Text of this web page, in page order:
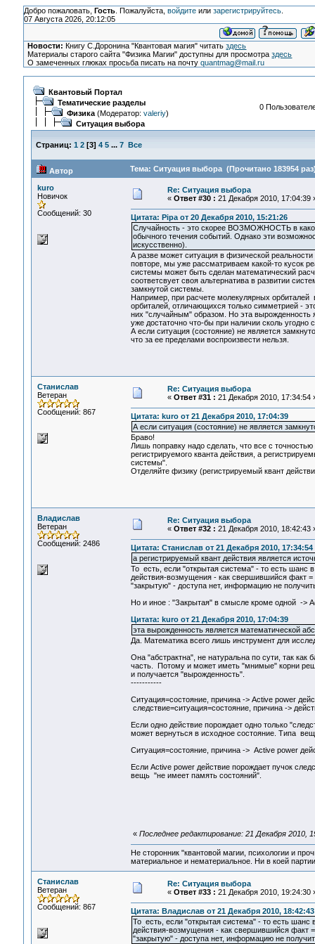
Добро пожаловать, Гость. Пожалуйста, войдитеили зарегистрируйтесь.
07 Августа 2026, 20:12:05
Новости: Книгу С.Доронина "Квантовая магия" читатьздесь
Материалы старого сайта "Физика Магии" доступны для просмотраздесь
О замеченных глюках просьба писать на почтуquantmag@mail.ru
Квантовый Портал
Тематические разделы
Физика(Модератор: valeriy)
Ситуация выбора
0
Страниц: 1 2[3] 4 5 ... 7 Все
Автор Тема: Ситуация выбора (Прочитано 183954
kuro
Новичок
Сообщений: 30
Re: Ситуация выбора
« Ответ #30 : 21 Декабря 2010, 17:04:39
Цитата: Pipa от 20 Декабря 2010, 15:21:26
Случайность - это скорее ВОЗМОЖНОСТЬ в
обычного течения событий. Однако эти
искусственно).
А разве может ситуация в физической
повторе, мы уже рассматриваем какой-то кусок
системы может быть сделан математический
соответсвует своя альтернатива в развитии
замкнутой системы.
Например, при расчете молекулярных орбиталей
орбиталей, отличающихся только симметрией -
них "случайным" образом. Но эта вырожденность
уже достаточно что-бы при наличии сколь угодно
А если ситуация (состояние) не является
что за ее пределами воспроизвести нельзя.
Станислав
Ветеран
Сообщений: 867
Re: Ситуация выбора
« Ответ #31 : 21 Декабря 2010, 17:34:54
Цитата: kuro от 21 Декабря 2010, 17:04:39
А если ситуация (состояние) не является
Браво!
Лишь поправку надо сделать, что все с
регистрируемого кванта действия, а
системы".
Отделяйте физику (регистрируемый квант
Владислав
Ветеран
Сообщений: 2486
Re: Ситуация выбора
« Ответ #32 : 21 Декабря 2010, 18:42:43
Цитата: Станислав от 21 Декабря 2010, 17:34:54
а регистрируемый квант действия является
То есть, если "открытая система" - то есть шанс
действия-возмущения - как свершившийся факт
"закрытую" - доступа нет, информацию не
Но и иное : "Закрытая" в смысле кроме одной ->
Цитата: kuro от 21 Декабря 2010, 17:04:39
эта вырожденность является математической
Да. Математика всего лишь инструмент для
Она "абстрактна", не натуральна по сути, так
часть. Потому и может иметь "мнимые" корни
и получается "вырожденность".
-----------
Ситуация=состояние, причина -> Active power
следствие=ситуация=состояние, причина ->
Если одно действие порождает одно только
может вернуться в исходное состояние. Типа
Ситуация=состояние, причина -> Active power
Если Active power действие порождает пучок
вещь "не имеет память состояний".
« Последнее редактирование: 21 Декабря 2010,
Не сторонник "квантовой магии, психологии и
материальное и нематериальное. Ни в коей
Станислав
Ветеран
Сообщений: 867
Re: Ситуация выбора
« Ответ #33 : 21 Декабря 2010, 19:24:30
Цитата: Владислав от 21 Декабря 2010, 18:42:43
То есть, если "открытая система" - то есть шанс
действия-возмущения - как свершившийся факт
"закрытую" - доступа нет, информацию не